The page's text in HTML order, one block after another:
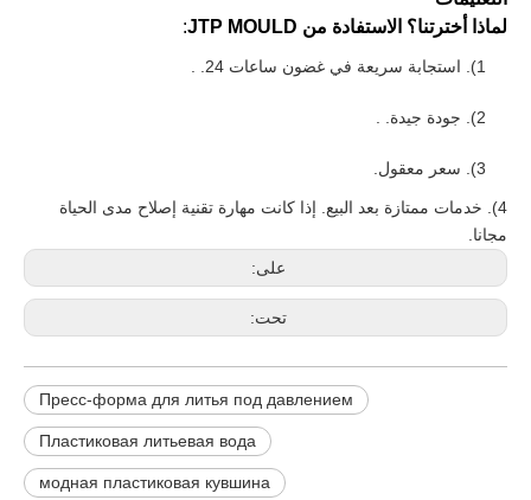
لماذا أخترتنا؟ الاستفادة من JTP MOULD
:
4). خدمات ممتازة بعد البيع. إذا كانت مهارة تقنية إصلاح مدى الحياة
مجانا.
على:
تحت:
Пресс-форма для литья под давлением
Пластиковая литьевая вода
модная пластиковая кувшина